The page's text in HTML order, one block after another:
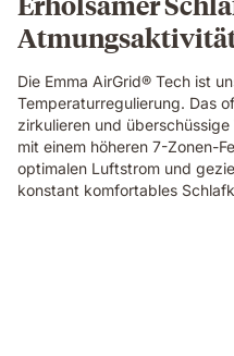
the
Emma
Original
Elite
mattress,
showing
its
open-
cell
Die Emma AirGrid® Tech ist
Temperaturregulierung. Das
zirkulieren und
mit einem höheren 7-Zonen-
optimalen Luftstrom und
konstant komfortables